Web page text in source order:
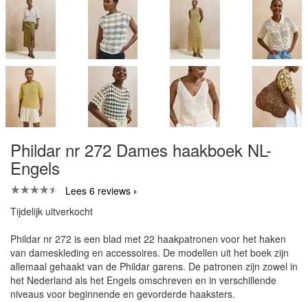
Phildar nr 272 Dames haakboek NL-
Engels
Lees 6 reviews
Tijdelijk uitverkocht
Phildar nr 272 is een blad met 22 haakpatronen voor het haken
van dameskleding en accessoires. De modellen uit het boek zijn
allemaal gehaakt van de Phildar garens. De patronen zijn zowel in
het Nederland als het Engels omschreven en in verschillende
niveaus voor beginnende en gevorderde haaksters.